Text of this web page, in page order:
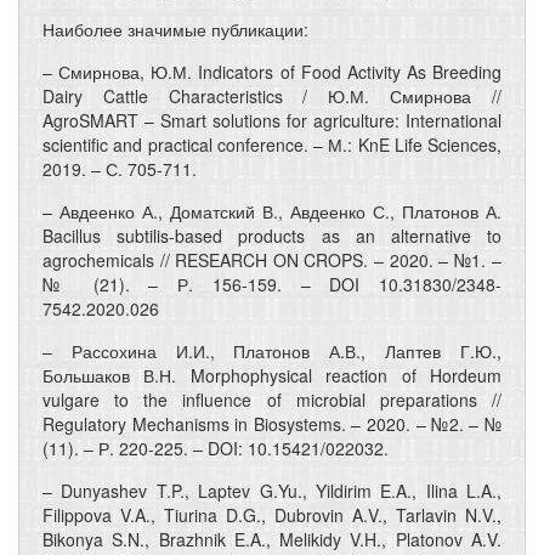
Наиболее значимые публикации:
– Смирнова, Ю.М. Indicators of Food Activity As Breeding
Dairy Cattle Characteristics / Ю.М. Смирнова //
AgroSMART – Smart solutions for agriculture: International
scientific and practical conference. – М.: KnE Life Sciences,
2019. – С. 705-711.
– Авдеенко А., Доматский В., Авдеенко С., Платонов А.
Bacillus subtilis-based products as an alternative to
agrochemicals // RESEARCH ON CROPS. – 2020. – №1. –
№ (21). – Р. 156-159. – DOI 10.31830/2348-
7542.2020.026
– Рассохина И.И., Платонов А.В., Лаптев Г.Ю.,
Большаков В.Н. Morphophysical reaction of Hordeum
vulgare to the influence of microbial preparations //
Regulatory Mechanisms in Biosystems. – 2020. – №2. – №
(11). – Р. 220-225. – DOI: 10.15421/022032.
– Dunyashev T.P., Laptev G.Yu., Yildirim E.A., Ilina L.A.,
Filippova V.A., Tiurina D.G., Dubrovin A.V., Tarlavin N.V.,
Bikonya S.N., Brazhnik E.A., Melikidy V.H., Platonov A.V.